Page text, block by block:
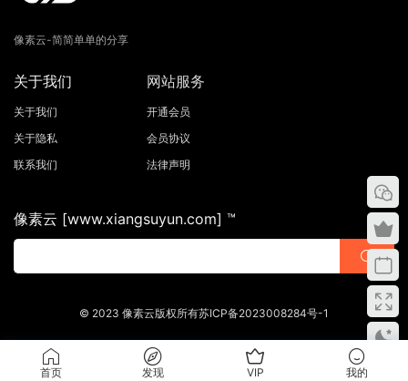
像素云-简简单单的分享
关于我们
关于我们
关于隐私
联系我们
网站服务
开通会员
会员协议
法律声明
像素云 [www.xiangsuyun.com] ™
© 2023 像素云版权所有苏ICP备2023008284号-1
首页 发现 VIP 我的